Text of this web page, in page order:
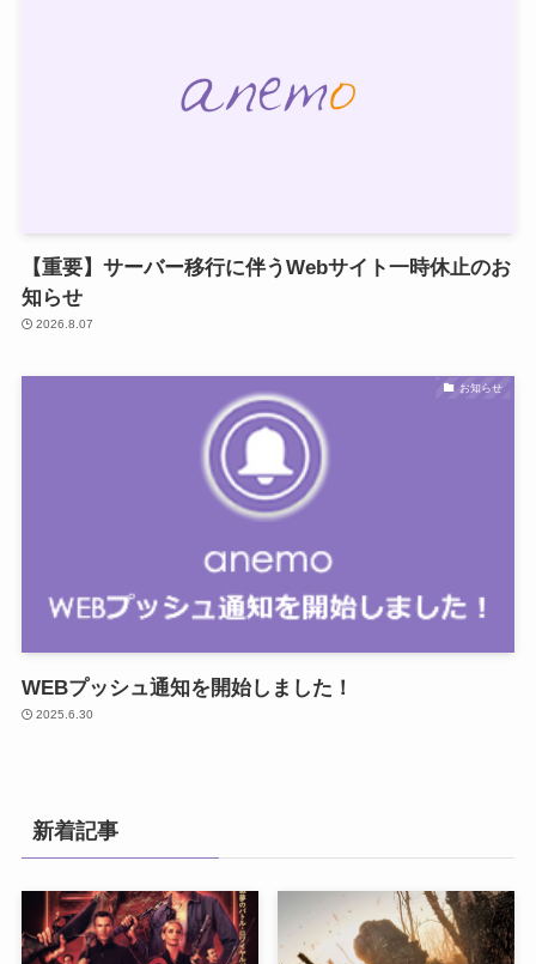
【重要】サーバー移行に伴うWebサイト一時休止のお
知らせ
2026.8.07
お知らせ
WEBプッシュ通知を開始しました！
2025.6.30
新着記事